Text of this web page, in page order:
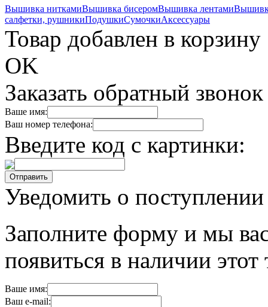
Вышивка ниткамиВышивка бисеромВышивка лентами
салфетки, рушникиПодушкиСумочкиАксессуары
Товар добавлен в корзину
OK
Заказать обратный звонок
Ваше имя:
Ваш номер телефона:
Введите код с картинки:
Уведомить о поступлении
Заполните форму и мы
появиться в наличии этот
Ваше имя:
Ваш e-mail: